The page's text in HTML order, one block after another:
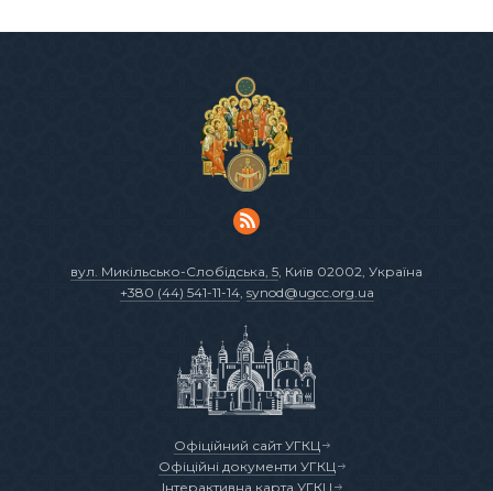
вул. Микільсько-Слобідська, 5, Київ 02002, Україна
+380 (44) 541-11-14, synod@ugcc.org.ua
Офіційний сайт УГКЦ
Офіційні документи УГКЦ
Інтерактивна карта УГКЦ